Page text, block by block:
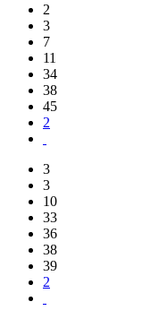
2
3
7
11
34
38
45
2
3
3
10
33
36
38
39
2